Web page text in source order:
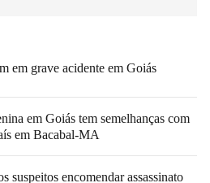
em grave acidente em Goiás
em Goiás tem semelhanças com
em Bacabal-MA
suspeitos encomendar assassinato